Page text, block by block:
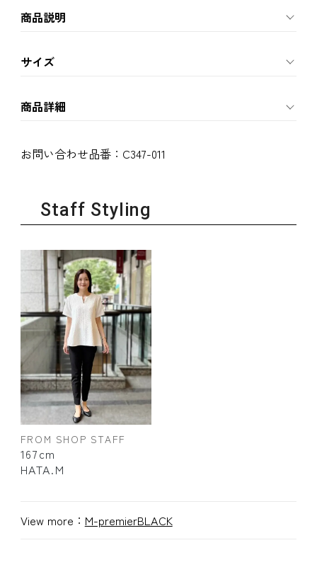
商品説明
サイズ
商品詳細
お問い合わせ品番： C347-011
Staff Styling
FROM SHOP STAFF
167cm
HATA.M
View more： M-premierBLACK